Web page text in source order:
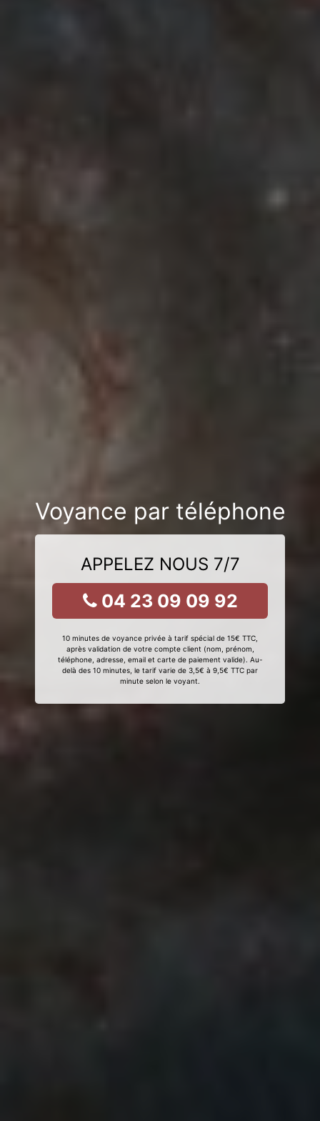
Voyance par téléphone
APPELEZ NOUS 7/7
04 23 09 09 92
10 minutes de voyance privée à tarif spécial de 15€ TTC,
après validation de votre compte client (nom, prénom,
téléphone, adresse, email et carte de paiement valide). Au-
delà des 10 minutes, le tarif varie de 3,5€ à 9,5€ TTC par
minute selon le voyant.